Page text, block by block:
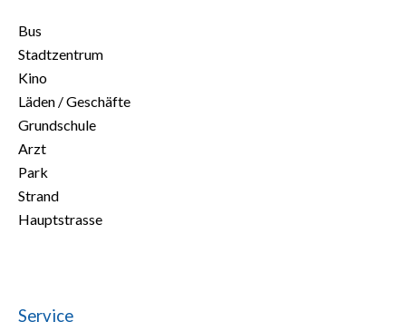
Bus
Stadtzentrum
Kino
Läden / Geschäfte
Grundschule
Arzt
Park
Strand
Hauptstrasse
Service